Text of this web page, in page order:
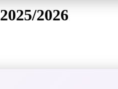
2025/2026